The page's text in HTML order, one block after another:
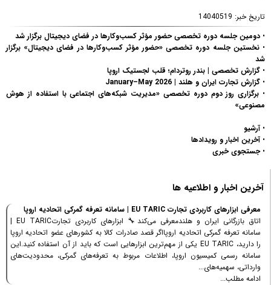
تاریخ خبر: 14040519
• دومین جلسه دوره تخصصی حضور مؤثر کسب‌وکارها در فضای دیجیتال برگزار شد
•نخستین جلسه دوره تخصصی «حضور مؤثر کسب‌وکارها در فضای دیجیتال» برگزار
شد
• گزارش تخصصی | بندر روتردام؛ قلب لجستیک اروپا
• گزارش تجارت ایران و هلند | January–May 2026
• برگزاری روز دوم دوره تخصصی «مدیریت شبکه‌های اجتماعی با استفاده از هوش
مصنوعی»
• آرشیو
• آخرین اخبار و رویدادها
•جستجوی خبری
آخرین اخبار و اطلاعیه ها
معرفی ابزارهای کاربردی تجارت EU TARIC | سامانه تعرفه گمرکی اتحادیه اروپا
اتاق بازرگانی ایران و هلندمعرفی می‌کند🔧 ابزارهای کاربردی تجارتEU TARIC |
سامانه تعرفه گمرکی اتحادیه اروپااگر قصد صادرات کالا به کشورهای عضو اتحادیه اروپا
را دارید، EU TARIC یکی از مهم‌ترین ابزارهایی است که باید از آن استفاده کنید.این
سامانه رسمی کمیسیون اروپا، اطلاعات مربوط به تعرفه‌های گمرکی، محدودیت‌های
وارداتی، سهمیه‌های...
ادامه مطلب...